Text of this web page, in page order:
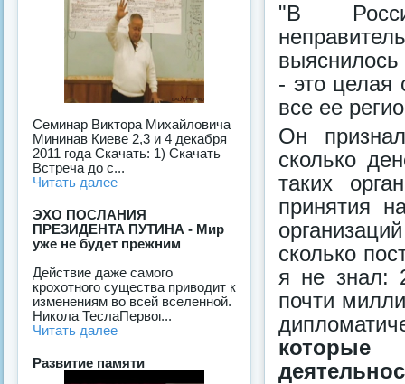
"В
выяснилось
- это целая
все ее
Он
сколько
таких
принятия
сколько
я не знал:
почти
которые
Семинар Виктора Михайловича
Мининав Киеве 2,3 и 4 декабря
2011 года Скачать: 1) Скачать
Встреча до с...
Читать далее
ЭХО ПОСЛАНИЯ
ПРЕЗИДЕНТА ПУТИНА - Мир
уже не будет прежним
Действие даже самого
крохотного существа приводит к
изменениям во всей вселенной.
Никола ТеслаПервог...
Читать далее
Развитие памяти